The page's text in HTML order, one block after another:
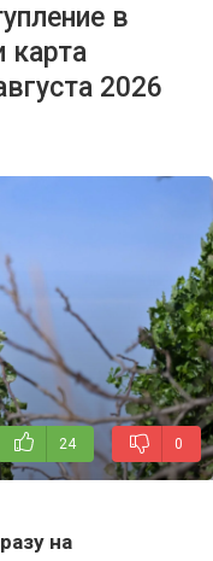
в
карта
2026
24 0
на